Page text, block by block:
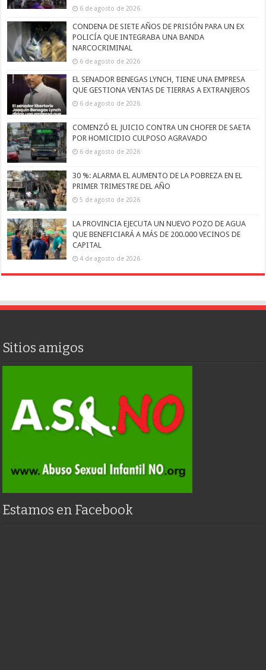
6 de agosto de 2026
CONDENA DE SIETE AÑOS DE PRISIÓN PARA UN EX
POLICÍA QUE INTEGRABA UNA BANDA
NARCOCRIMINAL
6 de agosto de 2026
EL SENADOR BENEGAS LYNCH, TIENE UNA EMPRESA
QUE GESTIONA VENTAS DE TIERRAS A EXTRANJEROS
6 de agosto de 2026
COMENZÓ EL JUICIO CONTRA UN CHOFER DE SAETA
POR HOMICIDIO CULPOSO AGRAVADO
6 de agosto de 2026
30 %: ALARMA EL AUMENTO DE LA POBREZA EN EL
PRIMER TRIMESTRE DEL AÑO
5 de agosto de 2026
LA PROVINCIA EJECUTA UN NUEVO POZO DE AGUA
QUE BENEFICIARÁ A MÁS DE 200.000 VECINOS DE
CAPITAL
4 de agosto de 2026
Sitios amigos
Estamos en Facebook